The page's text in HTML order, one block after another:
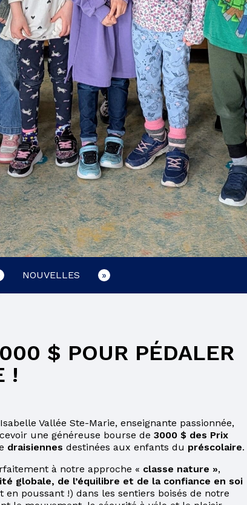
COMITÉ DE PARENTS
ÉLÈVES HANDICAPÉS OU EN DIFFICULTÉS
D’APPRENTISSAGE
COMITÉ EHDAA
ENSEIGNEMENT À LA MAISON
PLAINTES ET PROTECTEUR RÉGIONAL DE
L’ÉLÈVE
LIENS UTILES
NOUVELLES
$ POUR PÉDALER
!
Vallée Ste-Marie, enseignante passionnée,
une généreuse bourse de 3000 $ des Prix
draisiennes destinées aux enfants du préscolaire.
à notre approche « classe nature »,
globale, de l’équilibre et de la confiance en soi
poussant !) dans les sentiers boisés de notre